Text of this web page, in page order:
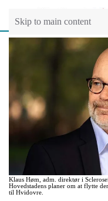
Skip to main content
Klaus Høm, adm. direktør i
Hovedstadens planer om at flytte
til Hvidovre.